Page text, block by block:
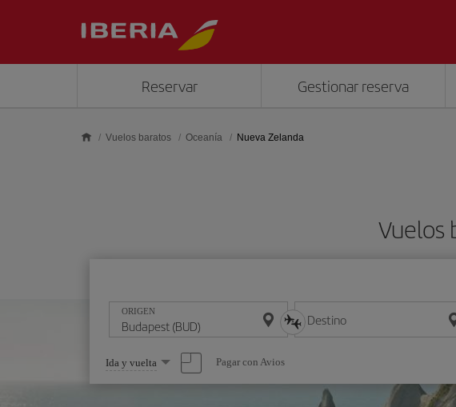
Reservar Gestionar reserva
Vuelos baratos Oceanía Nueva Zelanda
Vuelos
ORIGEN Destino
Seleccione
una
opción
Ida y vuelta Pagar con Avios